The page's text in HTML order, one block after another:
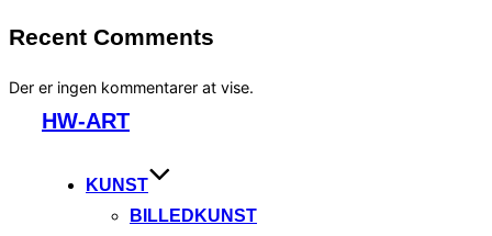
Recent Comments
Der er ingen kommentarer at vise.
VidereHW-ART
KUNST
BILLEDKUNST